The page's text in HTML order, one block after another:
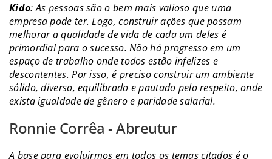
Kido: As pessoas são o bem mais valioso que uma
empresa pode ter. Logo, construir ações que possam
melhorar a qualidade de vida de cada um deles é
primordial para o sucesso. Não há progresso em um
espaço de trabalho onde todos estão infelizes e
descontentes. Por isso, é preciso construir um ambiente
sólido, diverso, equilibrado e pautado pelo respeito, onde
exista igualdade de gênero e paridade salarial.
Ronnie Corrêa - Abreutur
A base para evoluirmos em todos os temas citados é o